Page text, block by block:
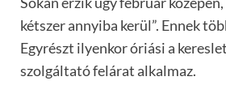
kétszer annyiba kerül”. Ennek
Egyrészt ilyenkor óriási a
szolgáltató felárat alkalmaz.